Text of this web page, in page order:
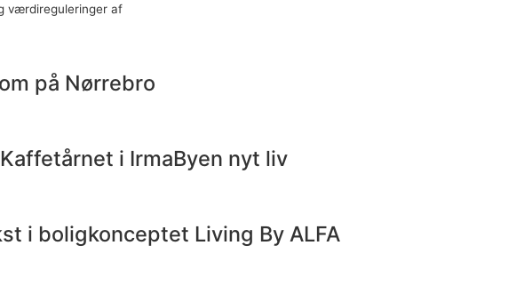
værdireguleringer af
på Nørrebro
i IrmaByen nyt liv
i boligkonceptet Living By ALFA